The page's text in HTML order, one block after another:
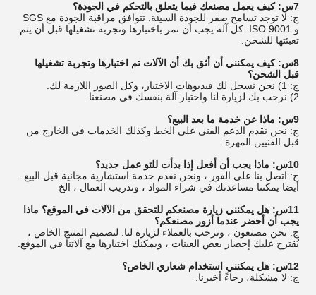
7س: كيف يعمل مصنعك فيما يتعلق بالتحكم في الجودة؟
ج: لا توجد تسامح صفر للجودة السيئة. تتوافق مراقبة الجودة مع SGS
و ISO 9001. كل آلة يجب أن تمر باختبارها وتجربة تشغيلها قبل أن يتم
تعبئتها للشحن.
8س: كيف يمكنني أن أثق بك أن الآلات تم اختبارها وتجربة تشغيلها
قبل الشحن؟
ج: 1) نحن نسجل لك فيديوهات الاختبار، وكل الصور اللازمة لك.
2) نرحب بك لزيارة لنا واختبار آلة بنفسك في مصنعنا.
9س: ماذا عن خدمة ما بعد البيع؟
ج: نحن نقدم الدعم الفني على الخط وكذلك الخدمات في الخارج من
قبل الفنيين المهرة.
10س: ماذا يجب أن أفعل إذا بدأت للتو عمل جديد؟
ج: اتصل بنا على الفور ، ونحن نقدم خدمة استشارية مجانية قبل البيع.
أيضا يمكننا مساعدتك في شراء المواد ، وتدريب العمال ، الخ
11س: هل يمكنني زيارة مصنعكم للتحقق من الآلات في الموقع؟ ماذا
يجب أن أحضر عندما أزور مصنعكم؟
ج: نحن مصنعون ، ونرحب بالعملاء لزيارة لنا. لتصميم المنتج الخاص ،
يُقترح عليك إحضار بعض العينات ، ويمكنك اختبارها مع آلاتنا في الموقع.
12س: هل يمكنني استخدام شعاري الخاص؟
ج: لا مشكلة، رجاءً أخبرنا.